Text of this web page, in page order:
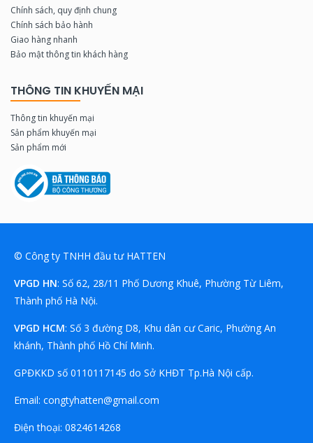
Chính sách, quy định chung
Chính sách bảo hành
Giao hàng nhanh
Bảo mật thông tin khách hàng
THÔNG TIN KHUYẾN MẠI
Thông tin khuyến mại
Sản phẩm khuyến mại
Sản phẩm mới
© Công ty TNHH đầu tư HATTEN
VPGD HN: Số 62, 28/11 Phố Dương Khuê, Phường Từ Liêm,
Thành phố Hà Nội.
VPGD HCM: Số 3 đường D8, Khu dân cư Caric, Phường An
khánh, Thành phố Hồ Chí Minh.
GPĐKKD số 0110117145 do Sở KHĐT Tp.Hà Nội cấp.
Email: congtyhatten@gmail.com
Điện thoại: 0824614268